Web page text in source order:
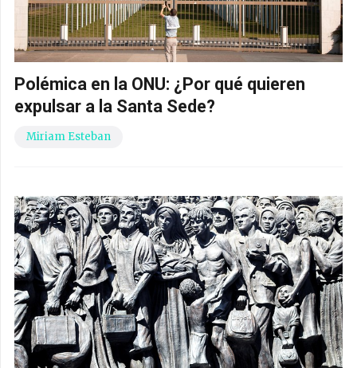
Polémica en la ONU: ¿Por qué quieren
expulsar a la Santa Sede?
Miriam Esteban